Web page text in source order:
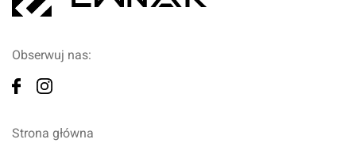
Obserwuj nas:
Strona główna